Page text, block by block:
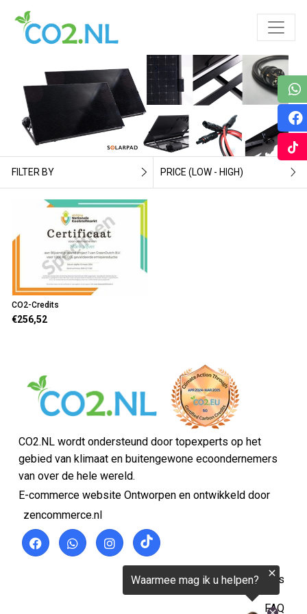
FILTER BY PRICE (LOW - HIGH)
CO2-Credits
€256,52
CO2.NL wordt ondersteund door topexperts op het
gebied van klimaat en buitengewone ecoondernemers
van over de hele wereld.
E-commerce website Ontworpen en ontwikkeld door
zencommerce.nl
Thuis
FAQ